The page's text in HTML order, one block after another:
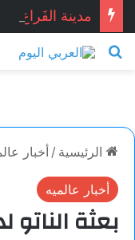
مدينة الفَراغ..
بحث عن
الرئيسية /أخبار
أخبار عالميه
بعثة الناتو